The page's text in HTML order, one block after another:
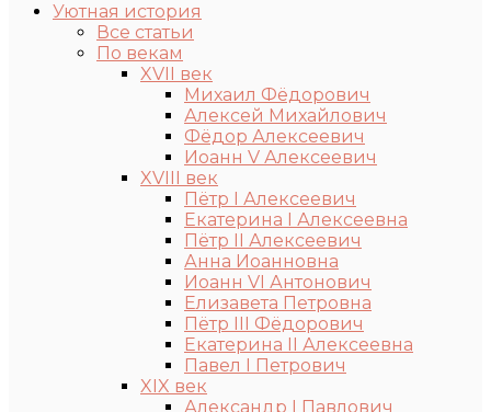
Уютная история
Все статьи
По векам
XVII век
Михаил Фёдорович
Алексей Михайлович
Фёдор Алексеевич
Иоанн V Алексеевич
XVIII век
Пётр I Алексеевич
Екатерина I Алексеевна
Пётр II Алексеевич
Анна Иоанновна
Иоанн VI Антонович
Елизавета Петровна
Пётр III Фёдорович
Екатерина II Алексеевна
Павел I Петрович
XIX век
Александр I Павлович